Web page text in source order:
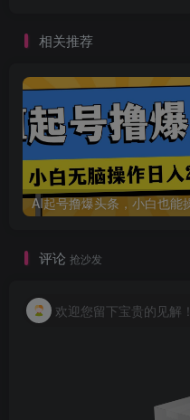
相关推荐
评论 抢沙发
欢迎您留下宝贵的见解！